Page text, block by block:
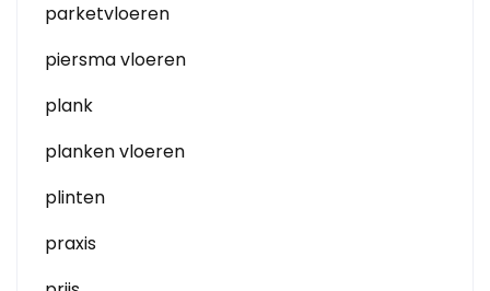
parketvloeren
piersma vloeren
plank
planken vloeren
plinten
praxis